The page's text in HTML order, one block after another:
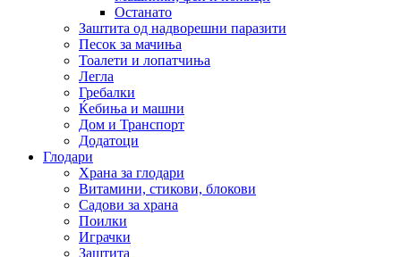
Останато
Заштита од надворешни паразити
Песок за мачиња
Тоалети и лопатчиња
Легла
Гребалки
Ќебиња и машни
Дом и Транспорт
Додатоци
Глодари
Храна за глодари
Витамини, стикови, блокови
Садови за храна
Поилки
Играчки
Заштита